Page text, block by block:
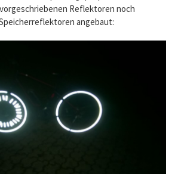
Reflektoren noch
angebaut: